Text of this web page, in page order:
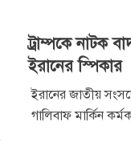
ট্রাম্পকে নাটক
ইরানের স্পিকার
ইরানের জাতীয়
গালিবাফ মার্কিন
প্রতিক্রিয়ায়